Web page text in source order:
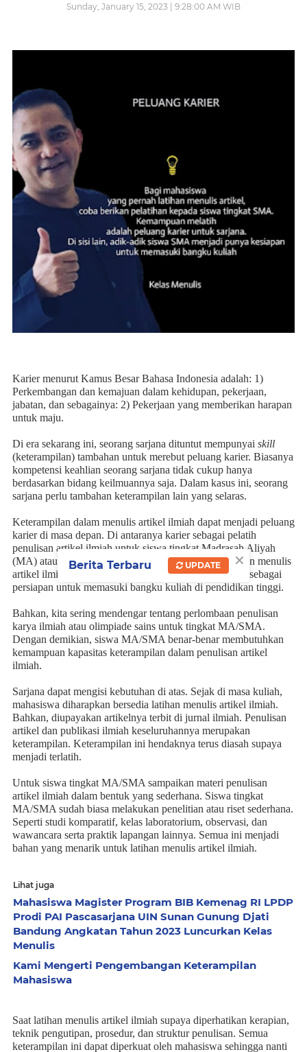
Sunday, January 15, 2023 | 9:28:00 AM WIB
Karier menurut Kamus Besar Bahasa Indonesia adalah: 1)
Perkembangan dan kemajuan dalam kehidupan, pekerjaan,
jabatan, dan sebagainya: 2) Pekerjaan yang memberikan harapan
untuk maju.
Di era sekarang ini, seorang sarjana dituntut mempunyai skill
(keterampilan) tambahan untuk merebut peluang karier. Biasanya
kompetensi keahlian seorang sarjana tidak cukup hanya
berdasarkan bidang keilmuannya saja. Dalam kasus ini, seorang
sarjana perlu tambahan keterampilan lain yang selaras.
Keterampilan dalam menulis artikel ilmiah dapat menjadi peluang
karier di masa depan. Di antaranya karier sebagai pelatih
penulisan artikel ilmiah untuk siswa tingkat Madrasah Aliyah
(MA) atau Sekolah Menengah Atas (SMA). Pengenalan menulis
artikel ilmiah dibutuhkan oleh siswa tingkat MA/SMA sebagai
persiapan untuk memasuki bangku kuliah di pendidikan tinggi.
Bahkan, kita sering mendengar tentang perlombaan penulisan
karya ilmiah atau olimpiade sains untuk tingkat MA/SMA.
Dengan demikian, siswa MA/SMA benar-benar membutuhkan
kemampuan kapasitas keterampilan dalam penulisan artikel
ilmiah.
Sarjana dapat mengisi kebutuhan di atas. Sejak di masa kuliah,
mahasiswa diharapkan bersedia latihan menulis artikel ilmiah.
Bahkan, diupayakan artikelnya terbit di jurnal ilmiah. Penulisan
artikel dan publikasi ilmiah keseluruhannya merupakan
keterampilan. Keterampilan ini hendaknya terus diasah supaya
menjadi terlatih.
Untuk siswa tingkat MA/SMA sampaikan materi penulisan
artikel ilmiah dalam bentuk yang sederhana. Siswa tingkat
MA/SMA sudah biasa melakukan penelitian atau riset sederhana.
Seperti studi komparatif, kelas laboratorium, observasi, dan
wawancara serta praktik lapangan lainnya. Semua ini menjadi
bahan yang menarik untuk latihan menulis artikel ilmiah.
Lihat juga
Mahasiswa Magister Program BIB Kemenag RI LPDP
Prodi PAI Pascasarjana UIN Sunan Gunung Djati
Bandung Angkatan Tahun 2023 Luncurkan Kelas
Menulis
Kami Mengerti Pengembangan Keterampilan
Mahasiswa
Saat latihan menulis artikel ilmiah supaya diperhatikan kerapian,
teknik pengutipan, prosedur, dan struktur penulisan. Semua
keterampilan ini dapat diperkuat oleh mahasiswa sehingga nanti
×
Berita Terbaru UPDATE